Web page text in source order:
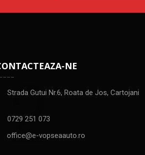
NE
Strada Gutui Nr.6, Roata de Jos, Cartojani
0729 251 073
office@e-vopseaauto.ro